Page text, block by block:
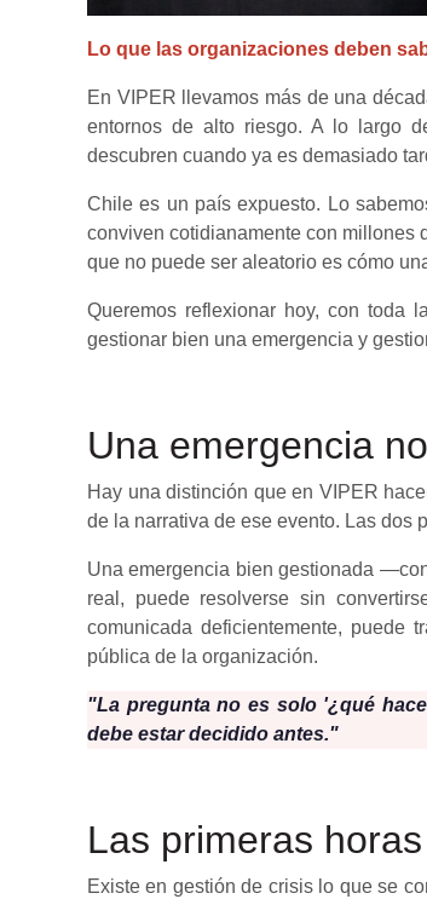
Lo que las organizaciones deben
En VIPER llevamos más de una
entornos de alto riesgo. A lo largo
descubren cuando ya es demasiado
Chile es un país expuesto. Lo
conviven cotidianamente con
que no puede ser aleatorio es cómo
Queremos reflexionar hoy, con toda
gestionar bien una emergencia y
Una emergencia
Hay una distinción que en VIPER
de la narrativa de ese evento. Las dos
Una emergencia bien gestionada
real, puede resolverse sin
comunicada deficientemente, puede
pública de la organización.
"La pregunta no es solo '¿qué
debe estar decidido antes."
Las primeras
Existe en gestión de crisis lo que se